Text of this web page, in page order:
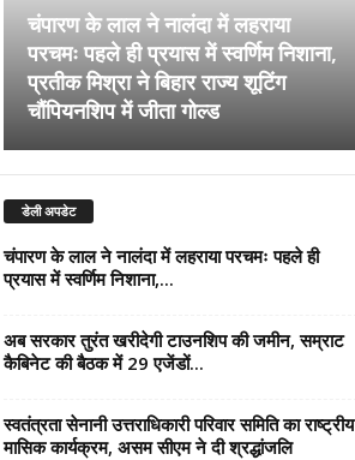
चंपारण के लाल ने नालंदा में लहराया
परचमः पहले ही प्रयास में स्वर्णिम निशाना,
प्रतीक मिश्रा ने बिहार राज्य शूटिंग
चौंपियनशिप में जीता गोल्ड
डेली अपडेट
चंपारण के लाल ने नालंदा में लहराया परचमः पहले ही
प्रयास में स्वर्णिम निशाना,...
अब सरकार तुरंत खरीदेगी टाउनशिप की जमीन, सम्राट
कैबिनेट की बैठक में 29 एजेंडों...
स्वतंत्रता सेनानी उत्तराधिकारी परिवार समिति का राष्ट्रीय
मासिक कार्यक्रम, असम सीएम ने दी श्रद्धांजलि